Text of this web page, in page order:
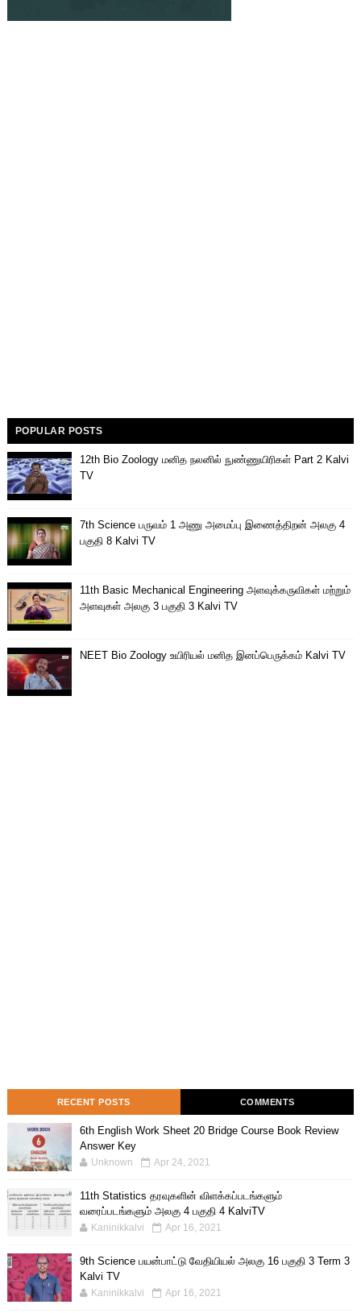
POPULAR POSTS
12th Bio Zoology மனித நலனில் நுண்ணுயிரிகள் Part 2 Kalvi
TV
7th Science பருவம் 1 அணு அமைப்பு இணைத்திறன் அலகு 4
பகுதி 8 Kalvi TV
11th Basic Mechanical Engineering அளவுக்கருவிகள் மற்றும்
அளவுகள் அலகு 3 பகுதி 3 Kalvi TV
NEET Bio Zoology உயிரியல் மனித இனப்பெருக்கம் Kalvi TV
RECENT POSTS COMMENTS
6th English Work Sheet 20 Bridge Course Book Review
Answer Key
Unknown Apr 24, 2021
11th Statistics தரவுகளின் விளக்கப்படங்களும்
வரைப்படங்களும் அலகு 4 பகுதி 4 KalviTV
Kaninikkalvi Apr 16, 2021
9th Science பயன்பாட்டு வேதியியல் அலகு 16 பகுதி 3 Term 3
Kalvi TV
Kaninikkalvi Apr 16, 2021